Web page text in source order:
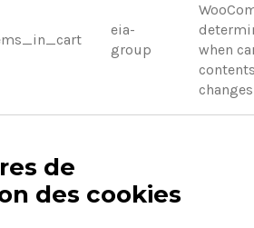
eia-
group
when
de
des cookies